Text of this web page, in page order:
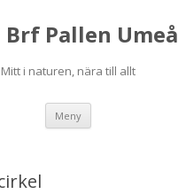
Brf Pallen Umeå
Mitt i naturen, nära till allt
Meny